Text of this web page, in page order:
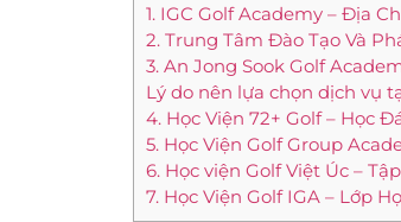
1. IGC Golf Academy – Địa
2. Trung Tâm Đào Tạo Và
3. An Jong Sook Golf
Lý do nên lựa chọn dịch vụ
4. Học Viện 72+ Golf – Học
5. Học Viện Golf Group
6. Học viện Golf Việt Úc –
7. Học Viện Golf IGA – Lớp